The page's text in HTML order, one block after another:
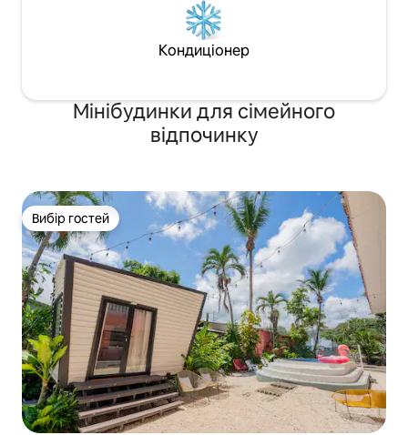
Кондиціонер
Мінібудинки для сімейного
відпочинку
Вибір гостей
Вибір гостей